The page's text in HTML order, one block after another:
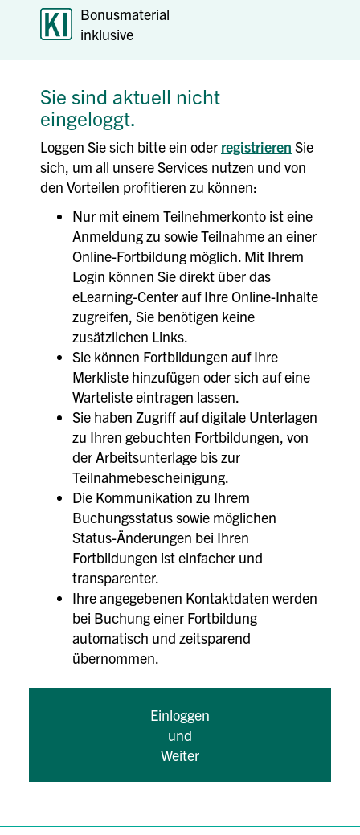
Bonusmaterial
inklusive
Sie sind aktuell nicht
eingeloggt.
Loggen Sie sich bitte ein oder registrieren Sie
sich, um all unsere Services nutzen und von
den Vorteilen profitieren zu können:
Nur mit einem Teilnehmerkonto ist eine
Anmeldung zu sowie Teilnahme an einer
Online-Fortbildung möglich. Mit Ihrem
Login können Sie direkt über das
eLearning-Center auf Ihre Online-Inhalte
zugreifen, Sie benötigen keine
zusätzlichen Links.
Sie können Fortbildungen auf Ihre
Merkliste hinzufügen oder sich auf eine
Warteliste eintragen lassen.
Sie haben Zugriff auf digitale Unterlagen
zu Ihren gebuchten Fortbildungen, von
der Arbeitsunterlage bis zur
Teilnahmebescheinigung.
Die Kommunikation zu Ihrem
Buchungsstatus sowie möglichen
Status-Änderungen bei Ihren
Fortbildungen ist einfacher und
transparenter.
Ihre angegebenen Kontaktdaten werden
bei Buchung einer Fortbildung
automatisch und zeitsparend
übernommen.
Einloggen
und
Weiter